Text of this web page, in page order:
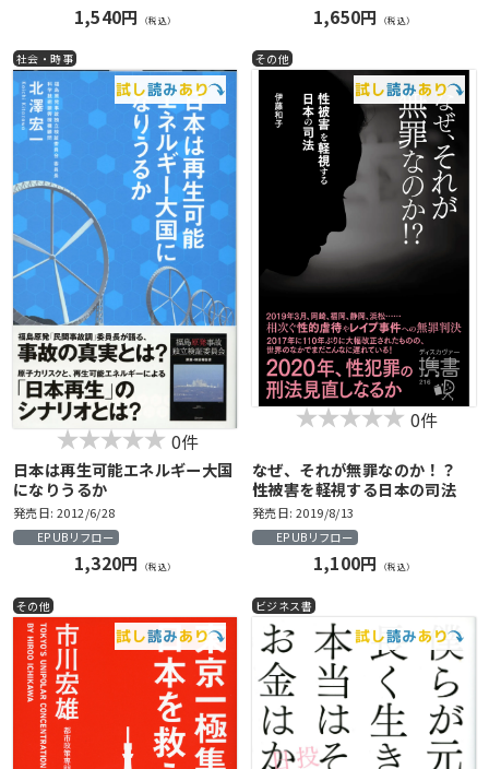
1,540円 （税込） 1,650円 （税込）
社会・時事
0件
日本は再生可能エネルギー大国
になりうるか
発売日: 2012/6/28
EPUBリフロー
1,320円 （税込）
その他
0件
なぜ、それが無罪なのか！？
性被害を軽視する日本の司法
発売日: 2019/8/13
EPUBリフロー
1,100円 （税込）
その他 ビジネス書